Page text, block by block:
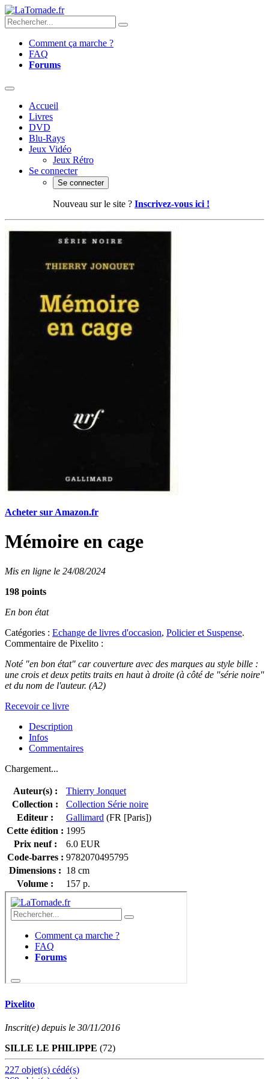
Comment ça marche ?
FAQ
Forums
Accueil
Livres
DVD
Blu-Rays
Jeux Vidéo
Jeux Rétro
Se connecter
Se connecter
Nouveau sur le site ? Inscrivez-vous ici !
Acheter sur Amazon.fr
Mémoire en cage
Mis en ligne le 24/08/2024
198 points
En bon état
Catégories : Echange de livres d'occasion, Policier et Suspense.
Commentaire de Pixelito :
Noté "en bon état" car couverture avec des marques au style bille :
une crois et deux petits traits en haut à droite (à côté de "série noire"
et du nom de l'auteur. (A2)
Recevoir ce livre
Description
Infos
Commentaires
Chargement...
Auteur(s) :
Thierry Jonquet
Collection :
Collection Série noire
Editeur :
Gallimard (FR [Paris])
Cette édition : 1995
Prix neuf :
6.0 EUR
Code-barres : 9782070495795
Dimensions : 18 cm
Volume :
157 p.
Pixelito
Inscrit(e) depuis le 30/11/2016
SILLE LE PHILIPPE (72)
227 objet(s) cédé(s)